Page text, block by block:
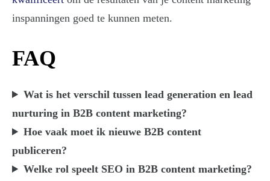
inspanningen goed te kunnen meten.
FAQ
Wat is het verschil tussen lead generation en lead
nurturing in B2B content marketing?
Hoe vaak moet ik nieuwe B2B content
publiceren?
Welke rol speelt SEO in B2B content marketing?